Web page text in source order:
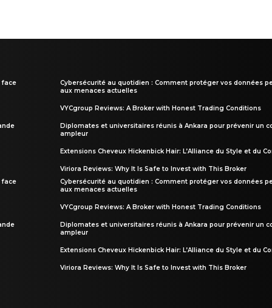
face
face
Cybersécurité au quotidien : Comment protéger vos données
aux menaces actuelles
VYCgroup Reviews: A Broker with Honest Trading Conditions
Diplomates et universitaires réunis à Ankara pour prévenir un
ampleur
Extensions Cheveux Hickenbick Hair: L’Alliance du Style et du
Viriora Reviews: Why It Is Safe to Invest with This Broker
Cybersécurité au quotidien : Comment protéger vos données
aux menaces actuelles
VYCgroup Reviews: A Broker with Honest Trading Conditions
Diplomates et universitaires réunis à Ankara pour prévenir un
ampleur
Extensions Cheveux Hickenbick Hair: L’Alliance du Style et du
Viriora Reviews: Why It Is Safe to Invest with This Broker